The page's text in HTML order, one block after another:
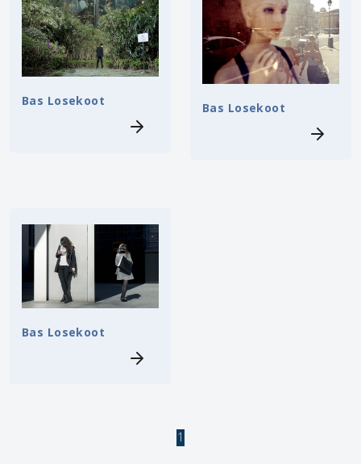
Bas Losekoot Bas Losekoot
Bas Losekoot
1